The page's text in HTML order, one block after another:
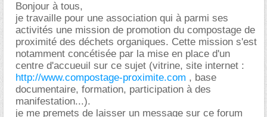
Bonjour à tous,
je travaille pour une association qui à parmi ses
activités une mission de promotion du compostage de
proximité des déchets organiques. Cette mission s'est
notamment concétisée par la mise en place d'un
centre d'accueuil sur ce sujet (vitrine, site internet :
http://www.compostage-proximite.com , base
documentaire, formation, participation à des
manifestation...).
je me premets de laisser un message sur ce forum